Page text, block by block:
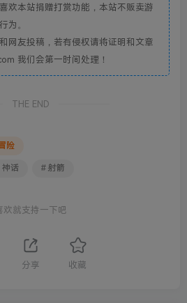
欢本站捐赠打赏功能，本站不贩卖游
为。
网友投稿，若有侵权请将证明和文章
我们会第一时间处理！
THE END
险
神话 # 射箭
欢就支持一下吧
分享 收藏